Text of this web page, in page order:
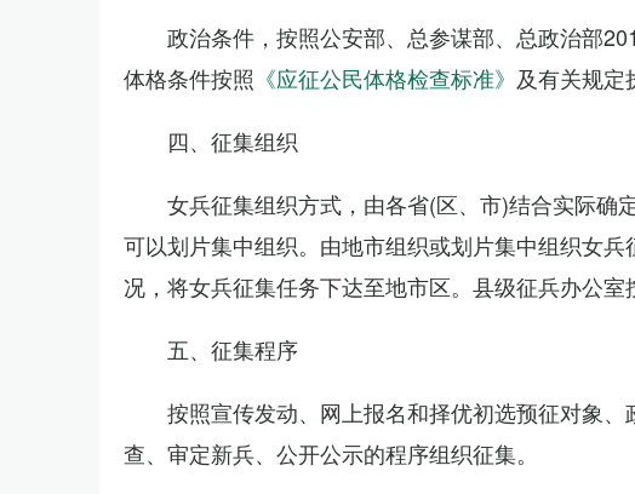
政治条件，按照公安部、总参谋部、总政治部
体格条件按照 《应征公民体格检查标准》 及有关规定
四、征集组织
女兵征集组织方式，由各省(区、市)结合实际确
可以划片集中组织。由地市组织或划片集中组织女
况，将女兵征集任务下达至地市区。县级征兵办公室
五、征集程序
按照宣传发动、网上报名和择优初选预征对象
查、审定新兵、公开公示的程序组织征集。